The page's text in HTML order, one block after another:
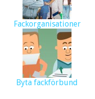
Fackorganisationer
Byta fackförbund